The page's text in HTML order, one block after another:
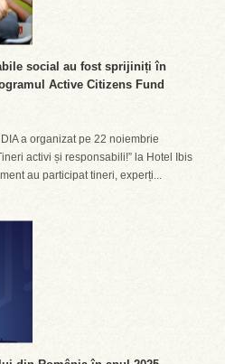
social au fost sprijiniți în
Active Citizens Fund
a organizat pe 22 noiembrie
activi și responsabili!” la Hotel Ibis
au participat tineri, experți...